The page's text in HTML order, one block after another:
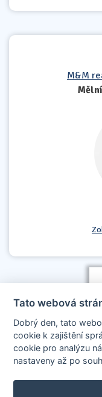
M&M
Tato webová
Dobrý den, tato
cookie k zajištění
cookie pro analýzu
nastaveny až po